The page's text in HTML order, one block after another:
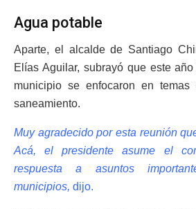
Agua potable
Aparte, el alcalde de Santiago
Elías Aguilar, subrayó que este
municipio se enfocaron en
saneamiento.
Muy agradecido por esta reunión
Acá, el presidente asume el
respuesta a asuntos
municipios, dijo.